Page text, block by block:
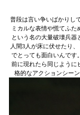
普段は言い争いばかりし
ミカルな表情や慌てふ
という名の大量破壊兵
人間3人が床に伏せたり
でとっても面白いんです
前に現れたら同じように
格的なアクションシー